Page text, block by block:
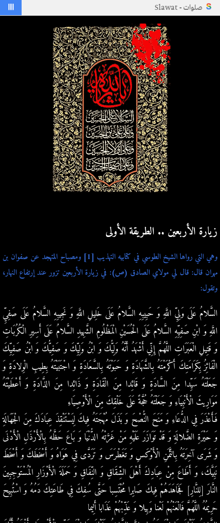
صلوات - Slawat ||||
زيارة الأربعين .. الطريقة الأولى
وهي التي رواها الشيخ الطوسي في كتابيه التهذيب [1] ومصباح المتهجد عن صفوان بن
مهران قال: قال لي مولاي الصادق (ص): في زيارة الأربعين تزور عند إرتفاع النهار،
وتقول:
السَّلامُ عَلَى وَلِيِّ اللَّهِ وَ حَبِيبِهِ السَّلامُ عَلَى خَلِيلِ اللَّهِ وَ نَجِيبِهِ السَّلامُ عَلَى صَفِيِّ
اللَّهِ وَ ابْنِ صَفِيِّهِ السَّلامُ عَلَى الْحُسَيْنِ الْمَظْلُومِ الشَّهِيدِ السَّلامُ عَلَى أَسِيرِ الْكُرُبَاتِ
وَ قَتِيلِ الْعَبَرَاتِ اللَّهُمَّ إِنِّي أَشْهَدُ أَنَّهُ وَلِيُّكَ وَ ابْنُ وَلِيِّكَ وَ صَفِيُّكَ وَ ابْنُ صَفِيِّكَ
الْفَائِزُ بِكَرَامَتِكَ أَكْرَمْتَهُ بِالشَّهَادَةِ وَ حَبَوْتَهُ بِالسَّعَادَةِ وَ اجْتَبَيْتَهُ بِطِيبِ الْوِلادَةِ وَ
جَعَلْتَهُ سَيِّدا مِنَ السَّادَةِ وَ قَائِدا مِنَ الْقَادَةِ وَ ذَائِدا مِنَ الذَّادَةِ وَ أَعْطَيْتَهُ
مَوَارِيثَ الْأَنْبِيَاءِ وَ جَعَلْتَهُ حُجَّةً عَلَى خَلْقِكَ مِنَ الْأَوْصِيَاءِ
فَأَعْذَرَ فِي الدُّعَاءِ وَ مَنَحَ النُّصْحَ وَ بَذَلَ مُهْجَتَهُ فِيكَ لِيَسْتَنْقِذَ عِبَادَكَ مِنَ الْجَهَالَةِ
وَ حَيْرَةِ الضَّلالَةِ وَ قَدْ تَوَازَرَ عَلَيْهِ مَنْ غَرَّتْهُ الدُّنْيَا وَ بَاعَ حَظَّهُ بِالْأَرْذَلِ الْأَدْنَى
وَ شَرَى آخِرَتَهُ بِالثَّمَنِ الْأَوْكَسِ وَ تَغَطْرَسَ وَ تَرَدَّى فِي هَوَاهُ وَ أَسْخَطَكَ وَ أَسْخَطَ
نَبِيَّكَ، وَ أَطَاعَ مِنْ عِبَادِكَ أَهْلَ الشِّقَاقِ وَ النِّفَاقِ وَ حَمَلَةَ الْأَوْزَارِ الْمُسْتَوْجِبِينَ
النَّارَ [لِلنَّارِ] فَجَاهَدَهُمْ فِيكَ صَابِرا مُحْتَسِبا حَتَّى سُفِكَ فِي طَاعَتِكَ دَمُهُ وَ اسْتُبِيحَ
حَرِيمُهُ اللَّهُمَّ فَالْعَنْهُمْ لَعْنا وَبِيلا وَ عَذِّبْهُمْ عَذَابا أَلِيما